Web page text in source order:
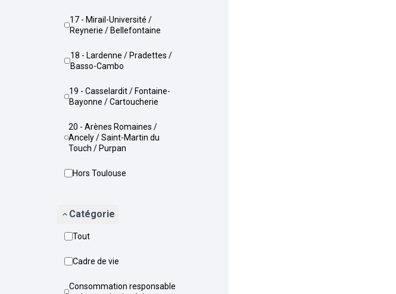
17 - Mirail-Université /
Reynerie / Bellefontaine
18 - Lardenne / Pradettes /
Basso-Cambo
19 - Casselardit / Fontaine-
Bayonne / Cartoucherie
20 - Arènes Romaines /
Ancely / Saint-Martin du
Touch / Purpan
Hors Toulouse
Catégorie
Tout
Cadre de vie
Consommation responsable